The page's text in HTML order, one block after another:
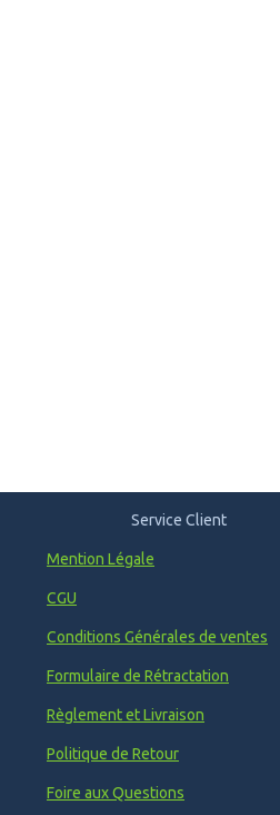
Service Client
Mention Légale
CGU
Conditions Générales de ventes
Formulaire de Rétractation
Règlement et Livraison
Politique de Retour
Foire aux Questions